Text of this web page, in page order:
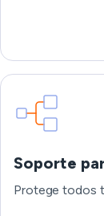
Soporte
Protege todos